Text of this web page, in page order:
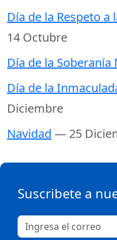
Día de la Respeto
14 Octubre
Día de la Soberanía
Día de la
Diciembre
Navidad — 25
Suscribete a